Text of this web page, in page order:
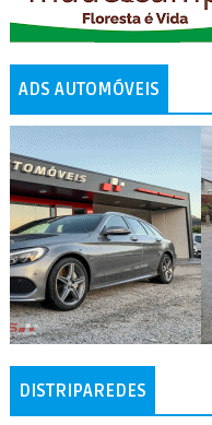
ADS AUTOMÓVEIS
DISTRIPAREDES